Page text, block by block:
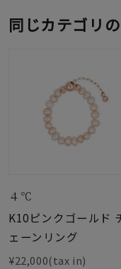
同じカテゴリ
４℃
K10ピンクゴールド
ェーンリング
¥22,000(tax in)